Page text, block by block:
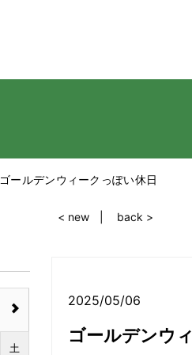
ゴールデンウィークっぽい休日
< new back >
2025/05/06
ゴールデンウ
土